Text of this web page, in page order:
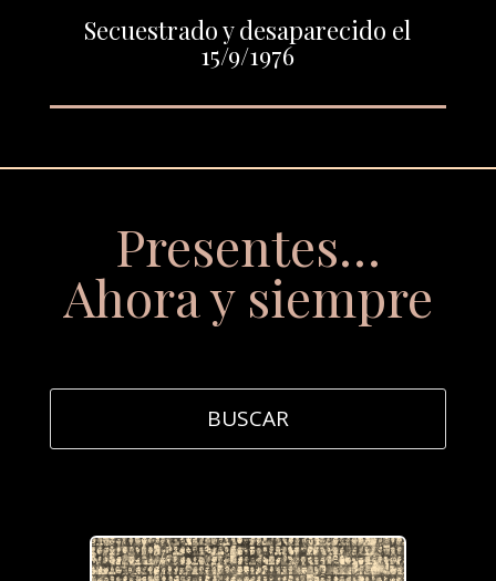
Secuestrado y desaparecido el
15/9/1976
Presentes…
Ahora y siempre